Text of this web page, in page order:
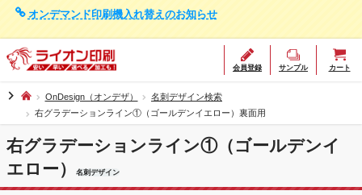
オンデマンド印刷機入れ替えのお知らせ
会員登録 サンプル カート
chevron_right OnDesign（オンデザ）
名刺デザイン検索
右グラデーションライン①（ゴールデンイエロー）裏面用
右グラデーションライン①（ゴールデンイ
エロー）
名刺デザイン